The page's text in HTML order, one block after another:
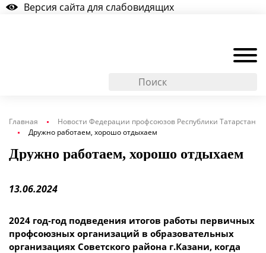
Версия сайта для слабовидящих
Главная
Новости Федерации профсоюзов Республики Татарстан
Дружно работаем, хорошо отдыхаем
Дружно работаем, хорошо отдыхаем
13.06.2024
2024 год-год подведения итогов работы первичных
профсоюзных организаций в образовательных
организациях Советского района г.Казани, когда